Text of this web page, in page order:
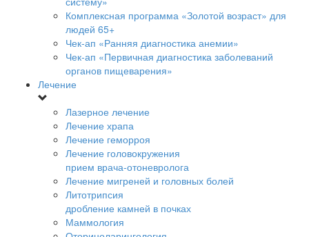
Комплексная программа «Золотой возраст» для
людей 65+
Чек-ап «Ранняя диагностика анемии»
Чек-ап «Первичная диагностика заболеваний
органов пищеварения»
Лечение
Лазерное лечение
Лечение храпа
Лечение геморроя
Лечение головокружения
прием врача-отоневролога
Лечение мигреней и головных болей
Литотрипсия
дробление камней в почках
Маммология